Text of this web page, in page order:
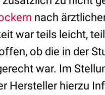
nach
war teils leicht,
ob die in der
war. Im
Hersteller hierzu